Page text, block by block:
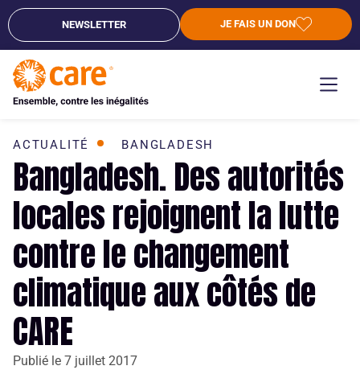
NEWSLETTER JE FAIS UN DON
ACTUALITÉ BANGLADESH
Bangladesh. Des autorités
locales rejoignent la lutte
contre le changement
climatique aux côtés de
CARE
Publié le 7 juillet 2017